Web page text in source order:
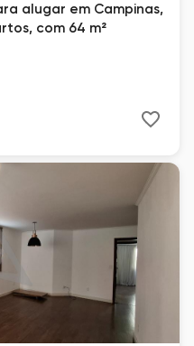
alugar em Campinas,
com 64 m²